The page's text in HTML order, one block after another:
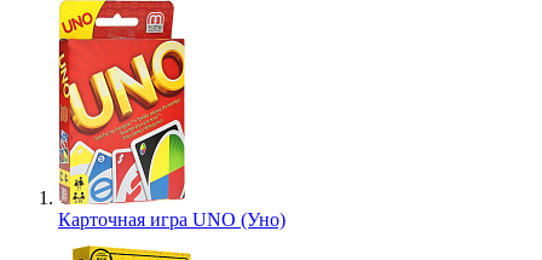
Карточная игра UNO (Уно)